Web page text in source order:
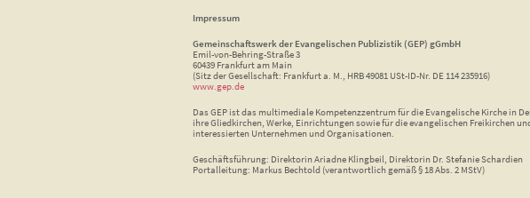
Impressum
Gemeinschaftswerk der Evangelischen Publizistik (GEP) gGmbH
Emil-von-Behring-Straße 3
60439 Frankfurt am Main
(Sitz der Gesellschaft: Frankfurt a. M., HRB 49081 USt-ID-Nr. DE 114 235916)
www.gep.de
Das GEP ist das multimediale Kompetenzzentrum für die Evangelische Kirche in
ihre Gliedkirchen, Werke, Einrichtungen sowie für die evangelischen Freikirchen
interessierten Unternehmen und Organisationen.
Geschäftsführung: Direktorin Ariadne Klingbeil, Direktorin Dr. Stefanie Schardien
Portalleitung: Markus Bechtold (verantwortlich gemäß § 18 Abs. 2 MStV)